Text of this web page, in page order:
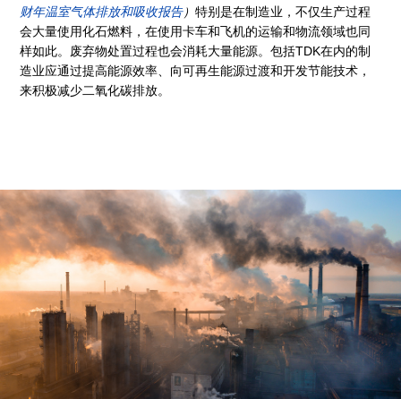
财年温室气体排放和吸收报告）特别是在制造业，不仅生产过程
会大量使用化石燃料，在使用卡车和飞机的运输和物流领域也同
样如此。废弃物处置过程也会消耗大量能源。包括TDK在内的制
造业应通过提高能源效率、向可再生能源过渡和开发节能技术，
来积极减少二氧化碳排放。